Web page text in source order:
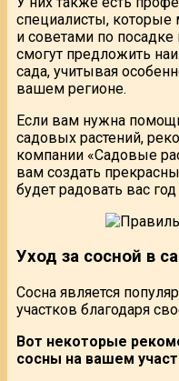
специалисты,
и советами по посадке
смогут предложить
сада, учитывая
вашем регионе.
Если вам нужна
садовых растений,
компании «Садовые
вам создать
будет радовать вас
Уход за сосной в
Сосна является
участков благодаря
Вот некоторые
сосны на вашем